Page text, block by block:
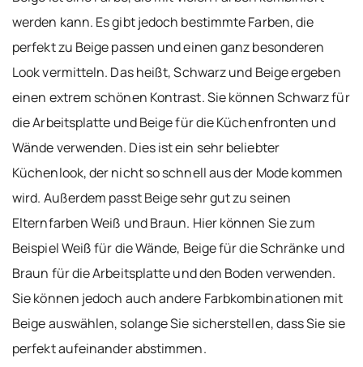
werden kann. Es gibt jedoch bestimmte Farben, die
perfekt zu Beige passen und einen ganz besonderen
Look vermitteln. Das heißt, Schwarz und Beige ergeben
einen extrem schönen Kontrast. Sie können Schwarz für
die Arbeitsplatte und Beige für die Küchenfronten und
Wände verwenden. Dies ist ein sehr beliebter
Küchenlook, der nicht so schnell aus der Mode kommen
wird. Außerdem passt Beige sehr gut zu seinen
Elternfarben Weiß und Braun. Hier können Sie zum
Beispiel Weiß für die Wände, Beige für die Schränke und
Braun für die Arbeitsplatte und den Boden verwenden.
Sie können jedoch auch andere Farbkombinationen mit
Beige auswählen, solange Sie sicherstellen, dass Sie sie
perfekt aufeinander abstimmen.